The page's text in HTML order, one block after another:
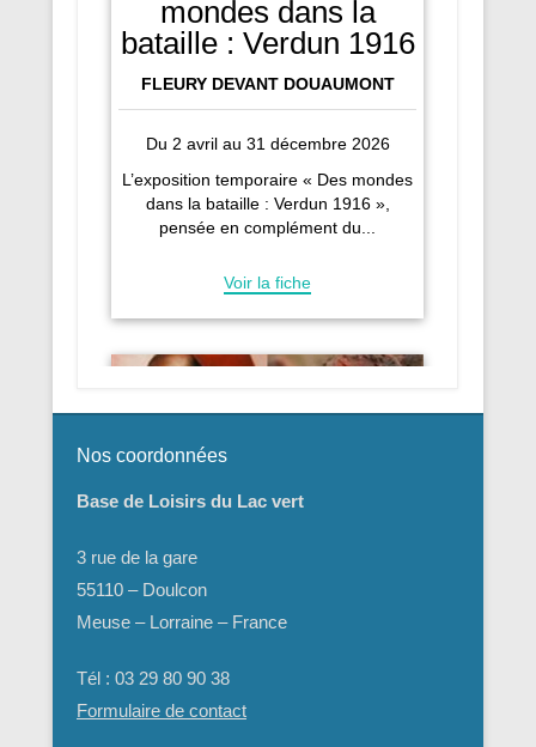
Nos coordonnées
Base de Loisirs du Lac vert
3 rue de la gare
55110 – Doulcon
Meuse – Lorraine – France
Tél : 03 29 80 90 38
Formulaire de contact